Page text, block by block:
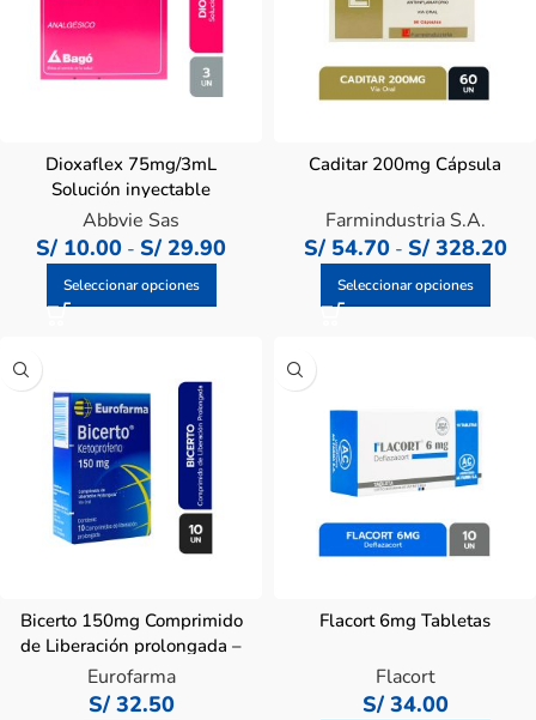
Dioxaflex 75mg/3mL
Solución inyectable
Abbvie Sas
S/ 10.00 - S/ 29.90
Seleccionar opciones
Caditar 200mg Cápsula
Farmindustria S.A.
S/54.70 - S/328.20
Seleccionar opciones
Bicerto 150mg Comprimido
de Liberación prolongada –
Caja 10 Un
Eurofarma
S/32.50
Flacort 6mg Tabletas
Flacort
S/34.00